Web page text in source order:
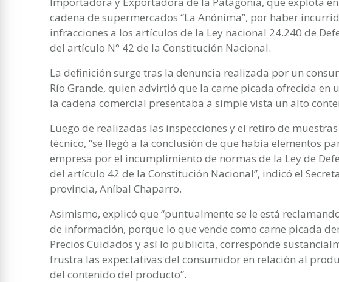
cadena de supermercados “La Anónima”, por haber
infracciones a los artículos de la Ley nacional 24.240 de
del artículo N° 42 de la Constitución Nacional.
La definición surge tras la denuncia realizada por un
Río Grande, quien advirtió que la carne picada ofrecida en
la cadena comercial presentaba a simple vista un alto
Luego de realizadas las inspecciones y el retiro de
técnico, “se llegó a la conclusión de que había elementos
empresa por el incumplimiento de normas de la Ley de
del artículo 42 de la Constitución Nacional”, indicó el
provincia, Aníbal Chaparro.
Asimismo, explicó que “puntualmente se le está
de información, porque lo que vende como carne picada
Precios Cuidados y así lo publicita, corresponde
frustra las expectativas del consumidor en relación al
del contenido del producto”.